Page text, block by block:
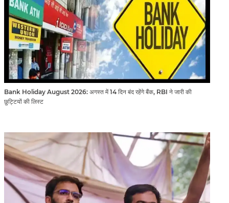
Bank Holiday August 2026: अगस्त में 14 दिन बंद रहेंगे बैंक, RBI ने जारी की
छुट्टियों की लिस्ट​​​​​​​